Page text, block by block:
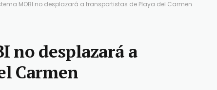
MOBI no desplazará a transportistas de Playa del Carmen
no desplazará a
Carmen